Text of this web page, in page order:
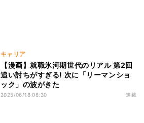
キャリア
【漫画】就職氷河期世代のリアル 第2回
追い討ちがすぎる! 次に「リーマンショ
ック」の波がきた
2025/06/18 06:30 連載